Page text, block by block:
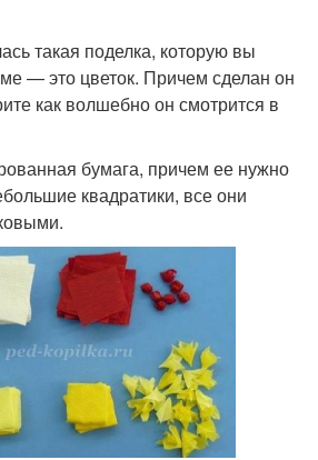
такая поделка, которую вы
— это цветок. Причем сделан он
как волшебно он смотрится в
бумага, причем ее нужно
квадратики, все они